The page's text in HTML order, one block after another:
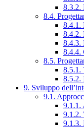
8.3.2.
8.4.
8.4.1.
8.4.2.
8.4.3.
8.4.4.
8.5.
8.5.1.
8.5.2.
9. Sviluppo
9.1.
9.1.1.
9.1.2.
9.1.3.